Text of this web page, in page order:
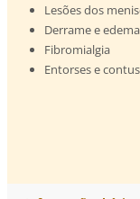
Lesões dos
Derrame e
Fibromialgia
Entorses e